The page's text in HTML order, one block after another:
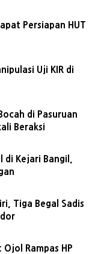
Persiapan HUT
Uji KIR di
di Pasuruan
Beraksi
di Kejari Bangil,
Tiga Begal Sadis
Rampas HP